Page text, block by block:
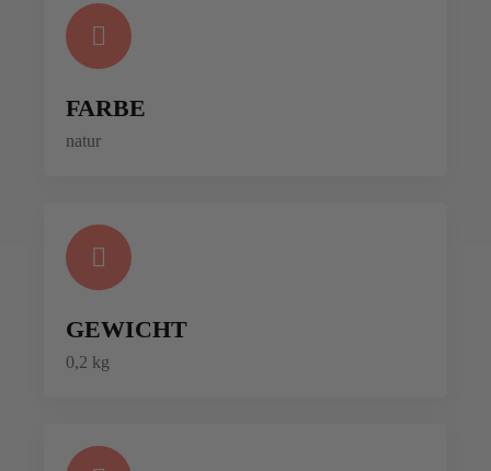
FARBE
natur
GEWICHT
0,2 kg